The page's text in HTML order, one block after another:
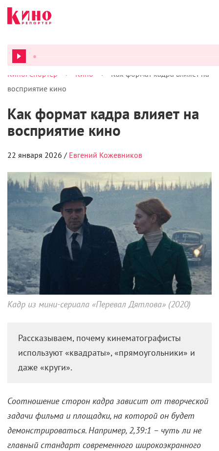
ВСЕ
КиноРепортер > Кино >
Как формат кадра влияет на
восприятие кино
Как формат кадра влияет на
восприятие кино
22 января 2026 / Евгений Кожевников
Кадр из мини-сериала «Перевал Дятлова» (2020)
Рассказываем, почему кинематографисты
используют «квадраты», «прямоугольники» и
даже «круги».
Соотношение сторон кадра зависит от творческой
задачи фильма и площадки, на которой он будет
демонстрироваться. Например, 2,39:1 – чуть ли не
главный стандарт современного широкоэкранного